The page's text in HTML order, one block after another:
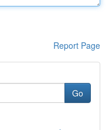
Report Page
Go